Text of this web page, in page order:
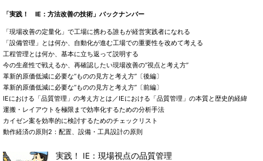
「実践！ IE：方法改善の技術」バックナンバー
「現場改善の定量化」で工場に携わる誰もが経営実践者になれる
「設備管理」とは何か、自動化が進む工場での重要性を改めて考える
工程管理とは何か、基本に立ち返って説明する
今の生産性で戦えるか、再確認したい現場改善の“視点と考え方”
革新的原価低減に必要な“ものの見方と考え方”〔後編〕
革新的原価低減に必要な“ものの見方と考え方”〔前編〕
IEにおける「品質管理」の考え方とは／IEにおける「品質管理」の本質と歴史的経緯
運搬・レイアウトを極限まで効率化するための分析手法
カイゼン案を効率的に検討するためのチェックリスト
動作経済の原則2：配置、設備・工具設計の原則
実践！ IE：現場視点の品質管理